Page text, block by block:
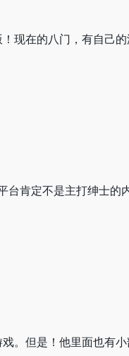
现在的八门，有自己
台肯定不是主打绅士的
。但是！他里面也有